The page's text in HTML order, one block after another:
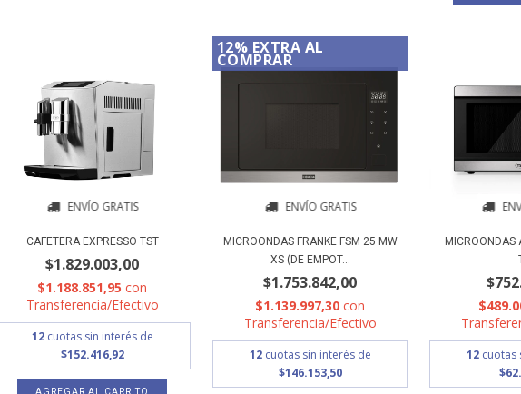
ENVÍO GRATIS
CAFETERA EXPRESSO TST
$1.829.003,00
$1.188.851,95con
Transferencia/Efectivo
12 cuotas sin interés de
$152.416,92
12% EXTRA AL
COMPRAR
ENVÍO GRATIS
MICROONDAS FRANKE FSM 25 MW
XS (DE EMPOT...
$1.753.842,00
$1.139.997,30con
Transferencia/Efectivo
12 cuotas sin interés de
$146.153,50
MICROONDAS
12 cuotas